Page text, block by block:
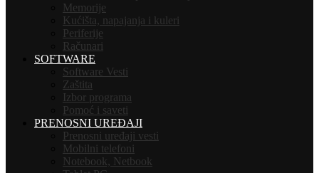
Memorije
Kućišta, napajanja i kuleri
Periferije
Računari
SOFTWARE
Software Vesti
Zaštita
Izbor programa
Pomoć i saveti
PRENOSNI UREĐAJI
Prenosni uređaji vesti
Mobilni telefoni
Notebook, Netbook